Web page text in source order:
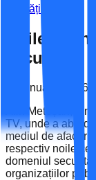
Noutăți
Noile
securitate
09 ianuarie 2026
Alin Meteșan,
TV, unde a
mediul de afaceri
respectiv noile
domeniul
organizațiilor